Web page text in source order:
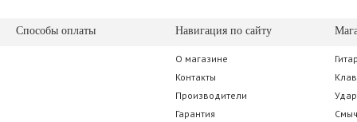
Способы оплаты Навигация по сайту
О магазине
Контакты
Производители
Гарантия